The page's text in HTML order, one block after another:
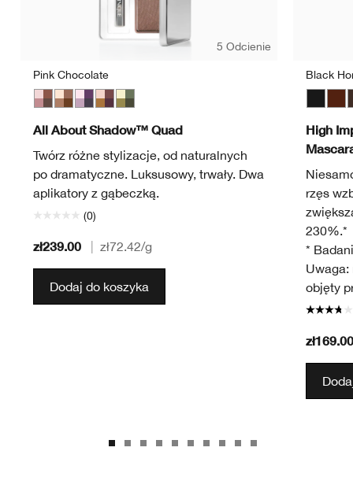
5 Odcienie
Pink Chocolate
All About Shadow™ Quad
Twórz różne stylizacje, od naturalnych
po dramatyczne. Luksusowy, trwały. Dwa
aplikatory z gąbeczką.
(0)
zł239.00 zł72.42/g
Dodaj do koszyka
Black
High
rzęs
230%.*
*
Uwaga:
objęty
zł169.00